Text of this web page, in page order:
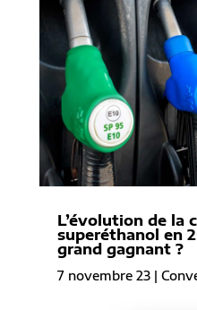
L’évolution de la
superéthanol en
grand gagnant ?
7 novembre 23|